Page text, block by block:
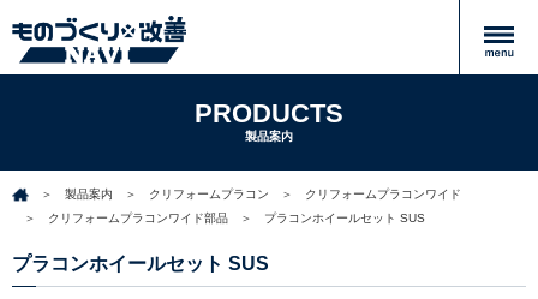
PRODUCTS
製品案内
製品案内 クリフォームプラコン
クリフォームプラコンワイド
クリフォームプラコンワイド部品
プラコンホイールセット SUS
プラコンホイールセット SUS